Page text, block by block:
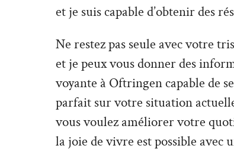
et je suis capable d’obtenir des
Ne restez pas seule avec votre
et je peux vous donner des
voyante à Oftringen capable de
parfait sur votre situation
vous voulez améliorer votre
la joie de vivre est possible avec